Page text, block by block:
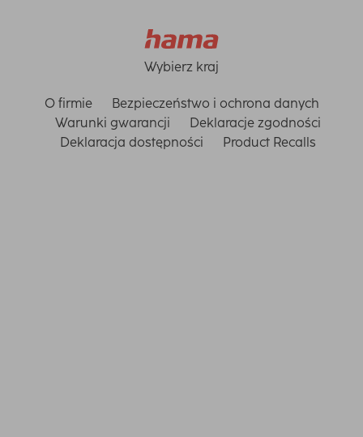
Wybierz kraj
O firmie
Bezpieczeństwo i ochrona danych
Warunki gwarancji
Deklaracje zgodności
Deklaracja dostępności
Product Recalls